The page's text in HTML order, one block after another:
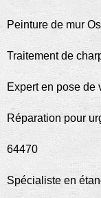
Peinture de mur
Traitement de
Expert en pose de
Réparation pour
64470
Spécialiste en